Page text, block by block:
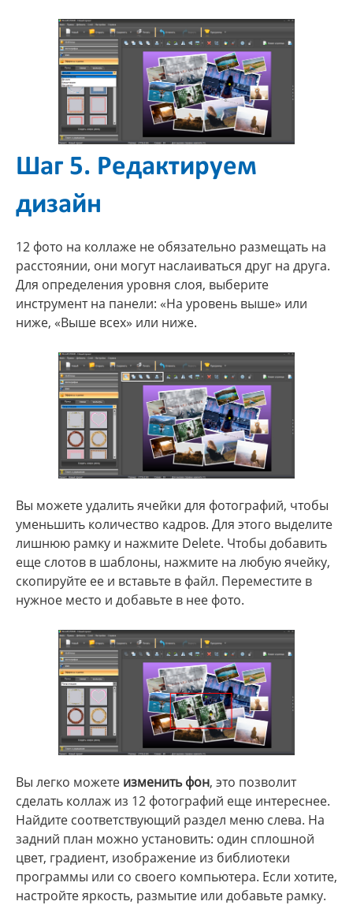
Шаг 5. Редактируем
дизайн
12 фото на коллаже не обязательно размещать на
расстоянии, они могут наслаиваться друг на друга.
Для определения уровня слоя, выберите
инструмент на панели: «На уровень выше» или
ниже, «Выше всех» или ниже.
Вы можете удалить ячейки для фотографий, чтобы
уменьшить количество кадров. Для этого выделите
лишнюю рамку и нажмите Delete. Чтобы добавить
еще слотов в шаблоны, нажмите на любую ячейку,
скопируйте ее и вставьте в файл. Переместите в
нужное место и добавьте в нее фото.
Вы легко можете изменить фон, это позволит
сделать коллаж из 12 фотографий еще интереснее.
Найдите соответствующий раздел меню слева. На
задний план можно установить: один сплошной
цвет, градиент, изображение из библиотеки
программы или со своего компьютера. Если хотите,
настройте яркость, размытие или добавьте рамку.